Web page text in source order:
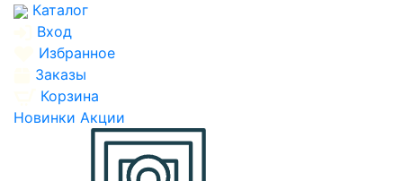
Каталог
Вход
Избранное
Заказы
Корзина
Новинки Акции